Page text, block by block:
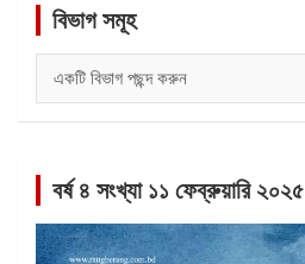
বিভাগ সমূহ
সমূহ
বর্ষ ৪ সংখ্যা ১১ ফেব্রুয়ারি ২০২৫